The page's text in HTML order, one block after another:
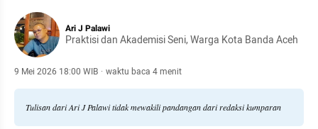
Ari J Palawi
Praktisi dan Akademisi Seni, Warga Kota Banda Aceh
9 Mei 2026 18:00 WIB · waktu baca 4 menit
Tulisan dari Ari J Palawi tidak mewakili pandangan dari redaksi kumparan